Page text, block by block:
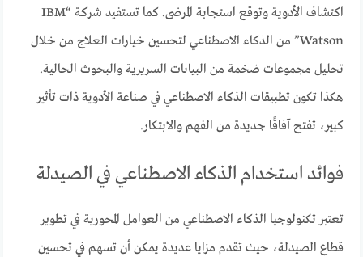
اكتشاف الأدوية وتوقع استجابة المرضى. كما تستفيد شركة “IBM
Watson” من الذكاء الاصطناعي لتحسين خيارات العلاج من خلال
تحليل مجموعات ضخمة من البيانات السريرية والبحوث الحالية.
هكذا تكون تطبيقات الذكاء الاصطناعي في صناعة الأدوية ذات تأثير
كبير، تفتح آفاقًا جديدة من الفهم والابتكار.
فوائد استخدام الذكاء الاصطناعي في الصيدلة
تعتبر تكنولوجيا الذكاء الاصطناعي من العوامل المحورية في تطوير
قطاع الصيدلة، حيث تقدم مزايا عديدة يمكن أن تسهم في تحسين